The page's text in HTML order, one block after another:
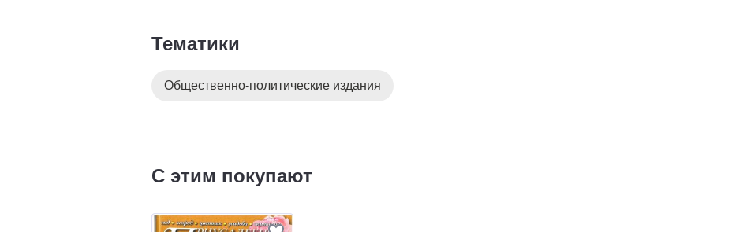
Тематики
Общественно-политические издания
С этим покупают